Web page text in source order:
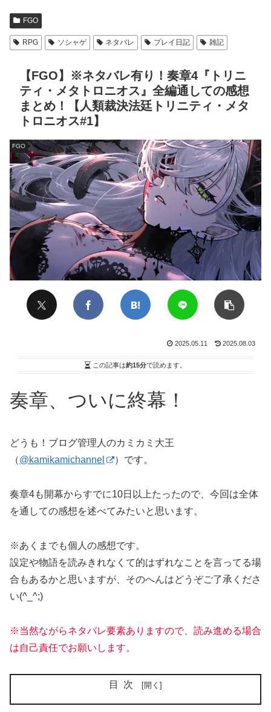
FGO
RPG ソシャゲ ネタバレ プレイ日記 雑記
【FGO】※ネタバレ有り！奏章4『トリニ
ティ・メタトロニオス』全編通しての感想
まとめ！【人類裁決法廷トリニティ・メタ
トロニオス#1】
FGO
2025.05.11 2025.08.03
この記事は約15分で読めます。
奏章、ついに終幕！
どうも！ブログ管理人のカミカミ大王
（@kamikamichannel ）です。
奏章4も開幕からすでに10日以上たったので、今回は全体
を通しての感想を述べてみたいと思います。
※あくまでも個人の感想です。
設定や物語を読みきれなくて的はずれなことを言ってる場
合もあるかと思いますが、そのへんはどうぞご了承くださ
い(^_^;)
※当然ながらネタバレ要素ありますので、読み進める場合
は自己責任でお願いします。
目次